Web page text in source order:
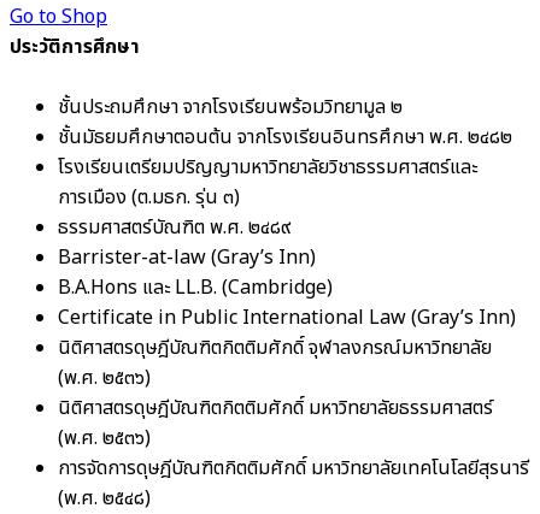
Go to Shop
ประวัติการศึกษา
ชั้นประถมศึกษา จากโรงเรียนพร้อมวิทยามูล ๒
ชั้นมัธยมศึกษาตอนต้น จากโรงเรียนอินทรศึกษา พ.ศ. ๒๔๘๒
โรงเรียนเตรียมปริญญามหาวิทยาลัยวิชาธรรมศาสตร์และ
การเมือง (ต.มธก. รุ่น ๓)
ธรรมศาสตร์บัณฑิต พ.ศ. ๒๔๘๙
Barrister-at-law (Gray’s Inn)
B.A.Hons และ LL.B. (Cambridge)
Certificate in Public International Law (Gray’s Inn)
นิติศาสตรดุษฎีบัณฑิตกิตติมศักดิ์ จุฬาลงกรณ์มหาวิทยาลัย
(พ.ศ. ๒๕๓๖)
นิติศาสตรดุษฎีบัณฑิตกิตติมศักดิ์ มหาวิทยาลัยธรรมศาสตร์
(พ.ศ. ๒๕๓๖)
การจัดการดุษฎีบัณฑิตกิตติมศักดิ์ มหาวิทยาลัยเทคโนโลยีสุรนารี
(พ.ศ. ๒๕๔๘)